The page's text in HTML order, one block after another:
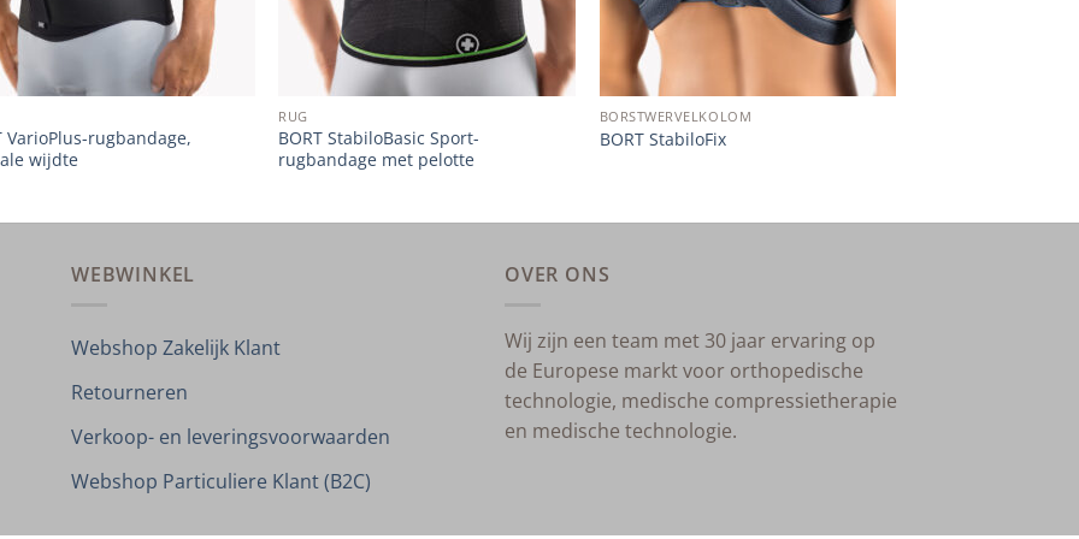
VarioPlus-rugbandage,
wijdte
RUG
BORT StabiloBasic Sport-
rugbandage met pelotte
BORSTWERVELKOLOM
BORT StabiloFix
WEBWINKEL
Webshop Zakelijk Klant
Retourneren
Verkoop- en leveringsvoorwaarden
Webshop Particuliere Klant (B2C)
OVER ONS
Wij zijn een team met 30 jaar ervaring op
de Europese markt voor orthopedische
technologie, medische compressietherapie
en medische technologie.